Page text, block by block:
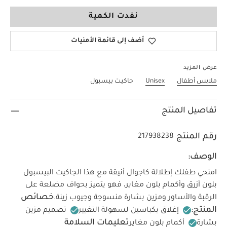
نفدت الكمية
أضف إلى قائمة الأمنيات
عرض المزيد
ملابس أطفال Unisex جاكيت بيسبول
تفاصيل المنتج
رقم المنتج 217938238
الوصف:
امنحي طفلك إطلالة كاجوال أنيقة مع هذا الجاكيت البيسبول
بلون أزرق وأكمام بلون مغاير، فهو يتميز بحواف مضلعة على
الرقبة والأساور ومزين بشارة منسوجة وجيوب زينة.خصائص
المنتج:
إغلاق بكباسين لسهولة التغيير
تصميم مزين
بشارة
أكمام بلون مغايرتعليمات السلامة